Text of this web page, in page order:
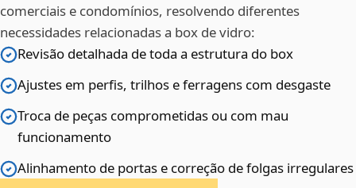
comerciais e condomínios, resolvendo diferentes
necessidades relacionadas a box de vidro:
Revisão detalhada de toda a estrutura do box
Ajustes em perfis, trilhos e ferragens com desgaste
Troca de peças comprometidas ou com mau
funcionamento
Alinhamento de portas e correção de folgas irregulares